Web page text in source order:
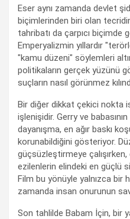
Eser aynı zamanda devlet
biçimlerinden biri olan
tahribatı da çarpıcı biçimde
Emperyalizmin yıllardır
"kamu düzeni" söylemleri
politikaların gerçek yüzünü
suçların nasıl görünmez
Bir diğer dikkat çekici nokta
işlenişidir. Gerry ve
dayanışma, en ağır baskı
korunabildiğini gösteriyor.
güçsüzleştirmeye çalışırken,
ezilenlerin elindeki en güçlü
Film bu yönüyle yalnızca bir
zamanda insan onurunun
Son tahlilde Babam İçin, bir